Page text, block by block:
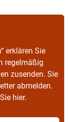
erklären Sie
regelmäßig
zusenden. Sie
abmelden.
hier.